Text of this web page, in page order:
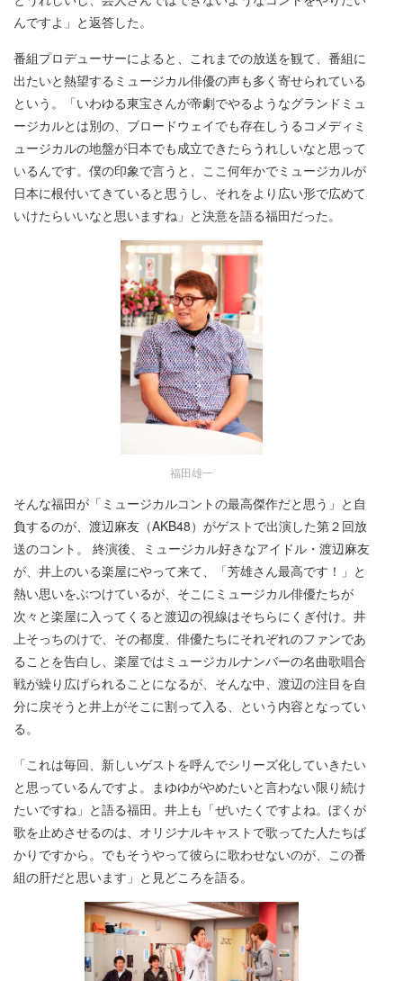
んですよ」と返答した。
番組プロデューサーによると、これまでの放送を観て、番組に
出たいと熱望するミュージカル俳優の声も多く寄せられている
という。「いわゆる東宝さんが帝劇でやるようなグランドミュ
ージカルとは別の、ブロードウェイでも存在しうるコメディミ
ュージカルの地盤が日本でも成立できたらうれしいなと思って
いるんです。僕の印象で言うと、ここ何年かでミュージカルが
日本に根付いてきていると思うし、それをより広い形で広めて
いけたらいいなと思いますね」と決意を語る福田だった。
福田雄一
そんな福田が「ミュージカルコントの最高傑作だと思う」と自
負するのが、渡辺麻友（AKB48）がゲストで出演した第２回放
送のコント。 終演後、ミュージカル好きなアイドル・渡辺麻友
が、井上のいる楽屋にやって来て、「芳雄さん最高です！」と
熱い思いをぶつけているが、そこにミュージカル俳優たちが
次々と楽屋に入ってくると渡辺の視線はそちらにくぎ付け。井
上そっちのけで、その都度、俳優たちにそれぞれのファンであ
ることを告白し、楽屋ではミュージカルナンバーの名曲歌唱合
戦が繰り広げられることになるが、そんな中、渡辺の注目を自
分に戻そうと井上がそこに割って入る、という内容となってい
る。
「これは毎回、新しいゲストを呼んでシリーズ化していきたい
と思っているんですよ。まゆゆがやめたいと言わない限り続け
たいですね」と語る福田。井上も「ぜいたくですよね。ぼくが
歌を止めさせるのは、オリジナルキャストで歌ってた人たちば
かりですから。でもそうやって彼らに歌わせないのが、この番
組の肝だと思います」と見どころを語る。